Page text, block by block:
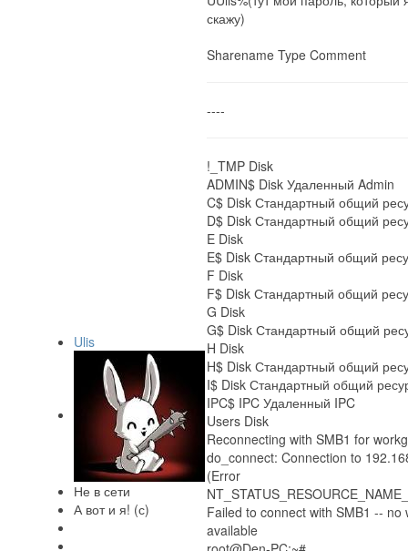
Ulis
Не в сети
А вот и я! (с)
скажу)
Sharename Type Comment
----
!_TMP Disk
ADMIN$ Disk Удаленный Admin
C$ Disk Стандартный общий
D$ Disk Стандартный общий
E Disk
E$ Disk Стандартный общий
F Disk
F$ Disk Стандартный общий
G Disk
G$ Disk Стандартный общий
H Disk
H$ Disk Стандартный общий
I$ Disk Стандартный общий
IPC$ IPC Удаленный IPC
Users Disk
Reconnecting with SMB1 for
do_connect: Connection to
(Error
Failed to connect with SMB1 -- no
available